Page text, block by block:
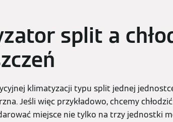
split a
klimatyzacji typu split jednej
Jeśli więc przykładowo, chcemy
miejsce nie tylko na trzy jednostki